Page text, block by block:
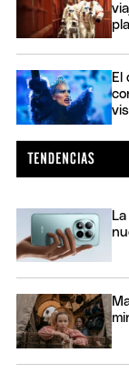
El